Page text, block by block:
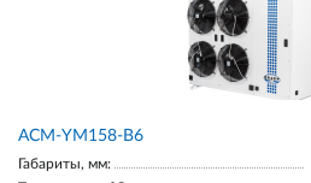
АСМ-YM158-В6
Габариты, мм: